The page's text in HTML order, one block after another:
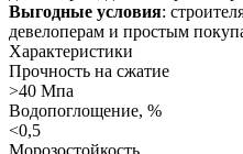
Выгодные условия:
девелоперам и простым
Характеристики
Прочность на сжатие
>40 Мпа
Водопоглощение, %
<0,5
Морозостойкость